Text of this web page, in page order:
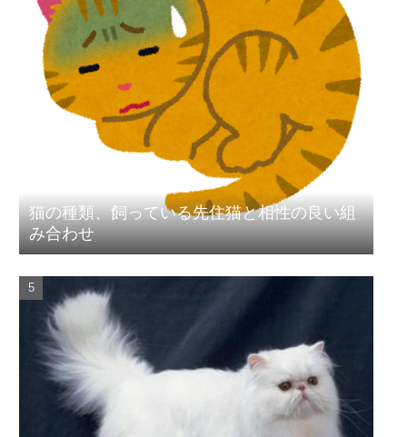
猫の種類、飼っている先住猫と相性の良い組
み合わせ